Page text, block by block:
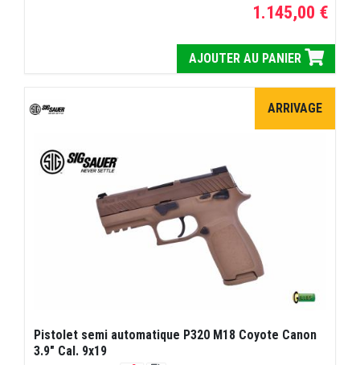
1.145,00 €
AJOUTER AU PANIER
ARRIVAGE
Pistolet semi automatique P320 M18 Coyote Canon
3.9" Cal. 9x19